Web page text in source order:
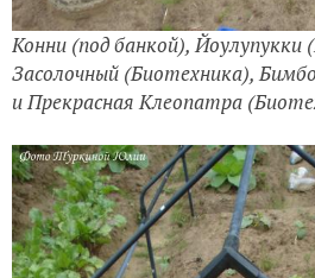
Конни (под банкой), Йоулупукки
Засолочный (Биотехника),
и Прекрасная Клеопатра